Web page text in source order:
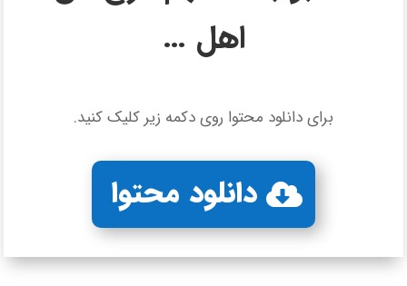
اهل …
برای دانلود محتوا روی دکمه زیر کلیک کنید.
دانلود محتوا